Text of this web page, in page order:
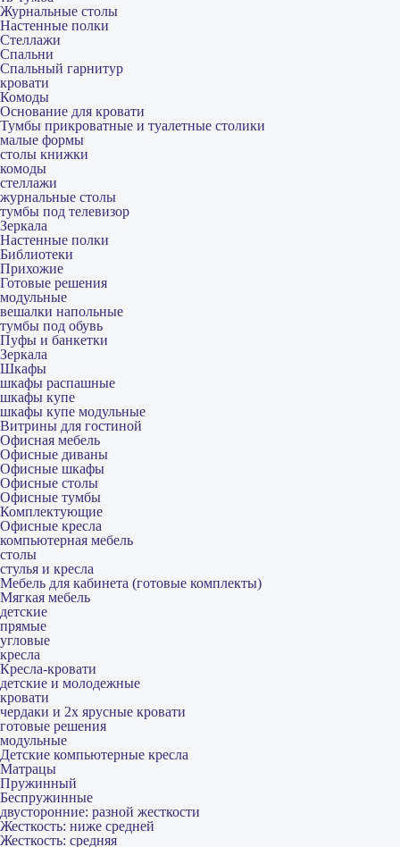
Журнальные столы
Настенные полки
Стеллажи
Спальни
Спальный гарнитур
кровати
Комоды
Основание для кровати
Тумбы прикроватные и туалетные столики
малые формы
столы книжки
комоды
стеллажи
журнальные столы
тумбы под телевизор
Зеркала
Настенные полки
Библиотеки
Прихожие
Готовые решения
модульные
вешалки напольные
тумбы под обувь
Пуфы и банкетки
Зеркала
Шкафы
шкафы распашные
шкафы купе
шкафы купе модульные
Витрины для гостиной
Офисная мебель
Офисные диваны
Офисные шкафы
Офисные столы
Офисные тумбы
Комплектующие
Офисные кресла
компьютерная мебель
столы
стулья и кресла
Мебель для кабинета (готовые комплекты)
Мягкая мебель
детские
прямые
угловые
кресла
Кресла-кровати
детские и молодежные
кровати
чердаки и 2х ярусные кровати
готовые решения
модульные
Детские компьютерные кресла
Матрацы
Пружинный
Беспружинные
двусторонние: разной жесткости
Жесткость: ниже средней
Жесткость: средняя